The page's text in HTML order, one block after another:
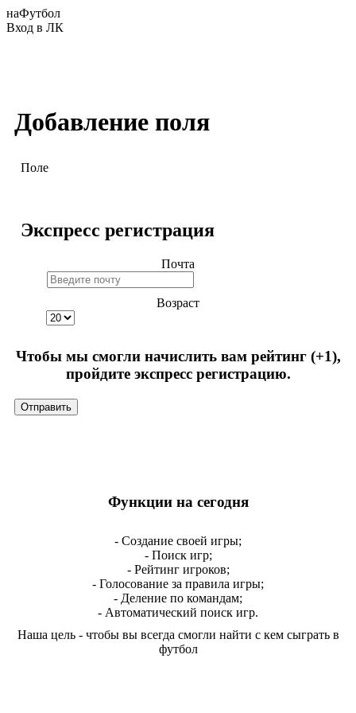
наФутбол
Вход в ЛК
Добавление поля
Поле
Экспресс регистрация
Почта
Возраст
Чтобы мы смогли начислить вам рейтинг (+1),
пройдите экспресс регистрацию.
Функции на сегодня
- Создание своей игры;
- Поиск игр;
- Рейтинг игроков;
- Голосование за правила игры;
- Деление по командам;
- Автоматический поиск игр.
Наша цель - чтобы вы всегда смогли найти с кем сыграть в
футбол